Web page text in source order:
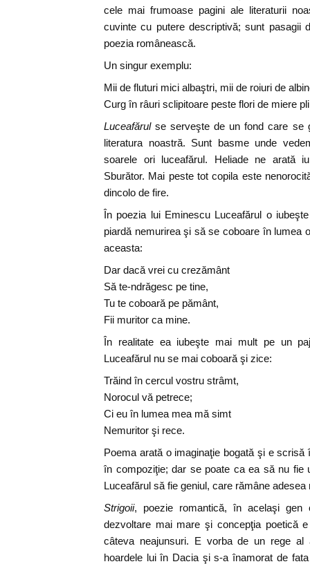
cele mai frumoase pagini ale literaturii
cuvinte cu putere descriptivă; sunt pasagii
poezia românească.
Un singur exemplu:
Mii de fluturi mici albaştri, mii de roiuri de
Curg în râuri sclipitoare peste flori de miere
Luceafărulse serveşte de un fond care se
literatura noastră. Sunt basme unde
soarele ori luceafărul. Heliade ne arată
Sburător. Mai peste tot copila este
dincolo de fire.
În poezia lui Eminescu Luceafărul o
piardă nemurirea şi să se coboare în lumea
aceasta:
Dar dacă vrei cu crezământ
Să te-ndrăgesc pe tine,
Tu te coboară pe pământ,
Fii muritor ca mine.
În realitate ea iubeşte mai mult pe un
Luceafărul nu se mai coboară şi zice:
Trăind în cercul vostru strâmt,
Norocul vă petrece;
Ci eu în lumea mea mă simt
Nemuritor şi rece.
Poema arată o imaginaţie bogată şi e
în compoziţie; dar se poate ca ea să nu fie
Luceafărul să fie geniul, care rămâne adesea
Strigoii, poezie romantică, în acelaşi
dezvoltare mai mare şi concepţia poetică
câteva neajunsuri. E vorba de un rege al
hoardele lui în Dacia şi s-a înamorat de